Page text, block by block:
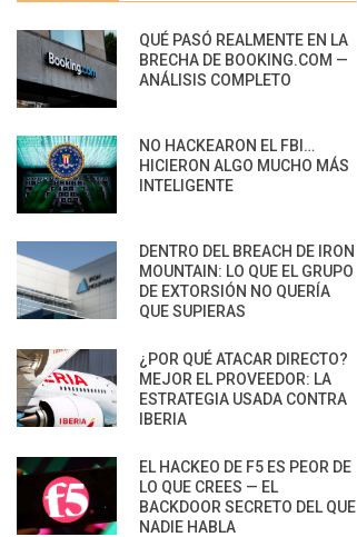
QUÉ PASÓ REALMENTE EN LA
BRECHA DE BOOKING.COM —
ANÁLISIS COMPLETO
NO HACKEARON EL FBI…
HICIERON ALGO MUCHO MÁS
INTELIGENTE
DENTRO DEL BREACH DE IRON
MOUNTAIN: LO QUE EL GRUPO
DE EXTORSIÓN NO QUERÍA
QUE SUPIERAS
¿POR QUÉ ATACAR DIRECTO?
MEJOR EL PROVEEDOR: LA
ESTRATEGIA USADA CONTRA
IBERIA
EL HACKEO DE F5 ES PEOR DE
LO QUE CREES — EL
BACKDOOR SECRETO DEL QUE
NADIE HABLA